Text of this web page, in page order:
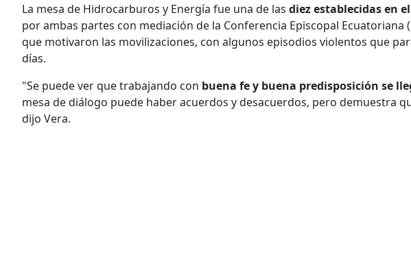
La mesa de Hidrocarburos y Energía fue una de las diez establecidas en
por ambas partes con mediación de la Conferencia Episcopal Ecuatoriana
que motivaron las movilizaciones, con algunos episodios violentos que
días.
"Se puede ver que trabajando con buena fe y buena predisposición se
mesa de diálogo puede haber acuerdos y desacuerdos, pero demuestra
dijo Vera.